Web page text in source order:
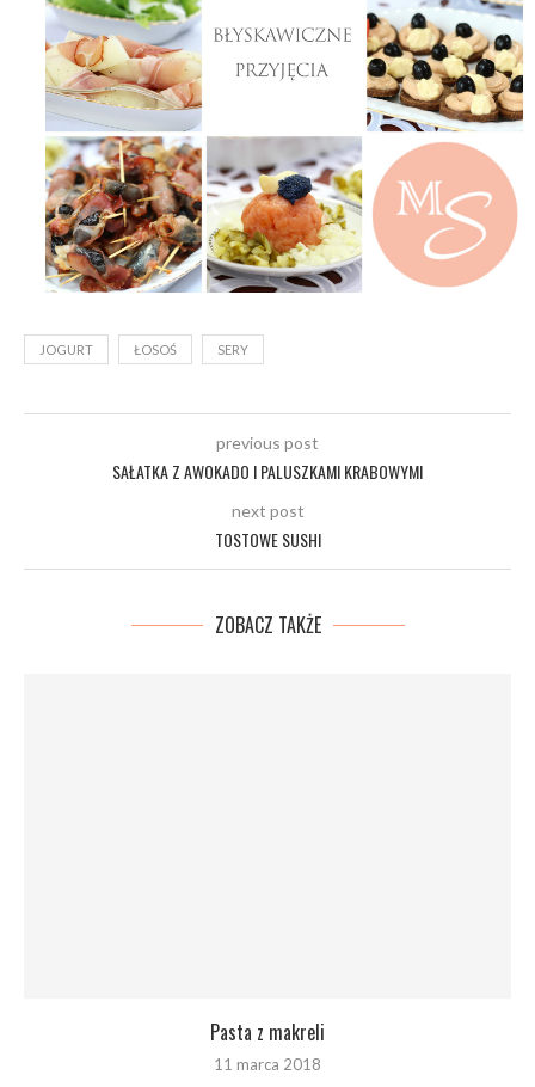
JOGURT ŁOSOŚ SERY
previous post
SAŁATKA Z AWOKADO I PALUSZKAMI KRABOWYMI
next post
TOSTOWE SUSHI
ZOBACZ TAKŻE
Pasta z makreli
11 marca 2018